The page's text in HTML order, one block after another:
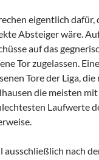
eigentlich dafür,
Absteiger wäre.
auf das
Tor zugelassen.
Tore der Liga,
die meisten
Laufwerte
ausschließlich nach